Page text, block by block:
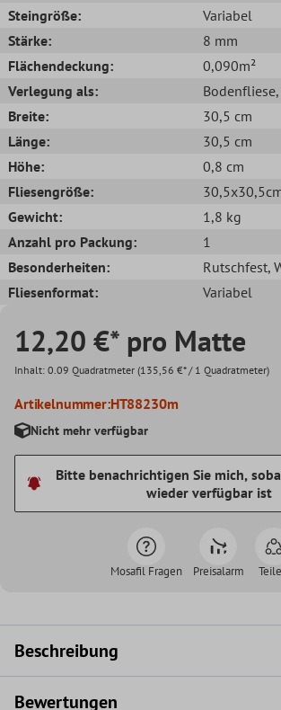
Steingröße:
Variabel
Stärke:
8 mm
Flächendeckung:
0,090m²
Verlegung als:
Bodenfliese
Breite:
30,5 cm
Länge:
30,5 cm
Höhe:
0,8 cm
Fliesengröße:
Gewicht:
1,8 kg
Anzahl pro Packung:
1
Besonderheiten:
Rutschfest,
Fliesenformat:
Variabel
12,20 €* pro Matte
Inhalt: 0.09 Quadratmeter (135,56 €* / 1 Quadratmeter)
Artikelnummer:HT88230m
Nicht mehr verfügbar
Bitte benachrichtigen Sie mich,
wieder verfügbar ist
Mosafil Fragen Preisalarm
Beschreibung
Bewertungen